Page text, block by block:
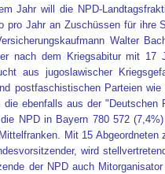
Jahr will die NPD-
pro Jahr an Zuschüssen für ihre
Walter
nach dem Kriegsabitur mit
aus jugoslawischer
postfaschistischen Parteien
ebenfalls aus der
NPD in Bayern 780 572
Mit 15
wird
der NPD auch